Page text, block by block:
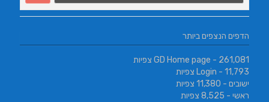
הדפים הנצפים ביותר
GD Home page - 261,081 צפיות
Login - 11,793 צפיות
ישובים - 11,380 צפיות
ראשי - 8,525 צפיות